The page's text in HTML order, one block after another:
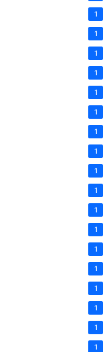
1
1
1
1
1
1
1
1
1
1
1
1
1
1
1
1
1
1